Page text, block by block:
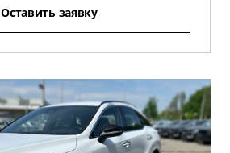
Оставить заявку